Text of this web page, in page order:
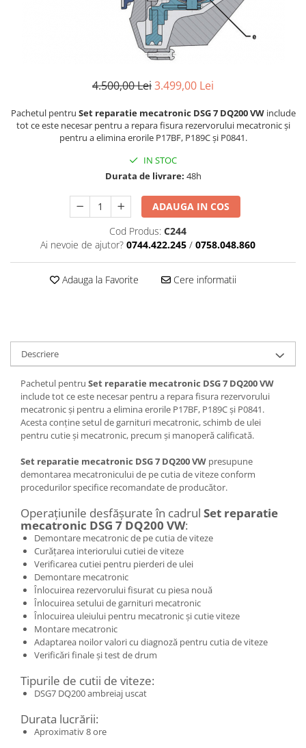
4.500,00 Lei3.499,00 Lei
Pachetul pentru Set reparatie mecatronic DSG 7 DQ200 VWinclude
tot ce este necesar pentru a repara fisura rezervorului mecatronic și
pentru a elimina erorile P17BF, P189C și P0841.
IN STOC
Durata de livrare: 48h
ADAUGA IN COS
Cod Produs: C244
Ai nevoie de ajutor? 0744.422.245 / 0758.048.860
Adauga la Favorite Cere informatii
Descriere
Pachetul pentru Set reparatie mecatronic DSG 7 DQ200 VW
include tot ce este necesar pentru a repara fisura rezervorului
mecatronic și pentru a elimina erorile P17BF, P189C și P0841.
Acesta conține setul de garnituri mecatronic, schimb de ulei
pentru cutie și mecatronic, precum și manoperă calificată.
Set reparatie mecatronic DSG 7 DQ200 VW presupune
demontarea mecatronicului de pe cutia de viteze conform
procedurilor specifice recomandate de producător.
Operațiunile desfășurate în cadrul Set reparatie
mecatronic DSG 7 DQ200 VW:
Demontare mecatronic de pe cutia de viteze
Curățarea interiorului cutiei de viteze
Verificarea cutiei pentru pierderi de ulei
Demontare mecatronic
Înlocuirea rezervorului fisurat cu piesa nouă
Înlocuirea setului de garnituri mecatronic
Înlocuirea uleiului pentru mecatronic și cutie viteze
Montare mecatronic
Adaptarea noilor valori cu diagnoză pentru cutia de viteze
Verificări finale și test de drum
Tipurile de cutii de viteze:
DSG7 DQ200 ambreiaj uscat
Durata lucrării:
Aproximativ 8 ore